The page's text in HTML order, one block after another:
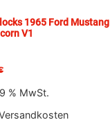
1965 Ford Mustang
V1
% MwSt.